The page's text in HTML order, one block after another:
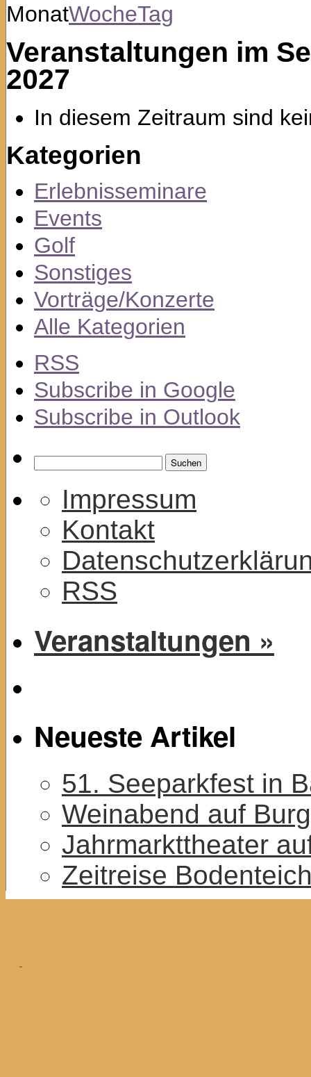
MonatWocheTag
Veranstaltungen im
2027
In diesem Zeitraum sind
Kategorien
Erlebnisseminare
Events
Golf
Sonstiges
Vorträge/Konzerte
Alle Kategorien
RSS
Subscribe in Google
Subscribe in Outlook
Suchen
nach:
Impressum
Kontakt
RSS
Veranstaltungen »
Neueste Artikel
51. Seeparkfest in
Weinabend auf
Jahrmarkttheater
Zeitreise